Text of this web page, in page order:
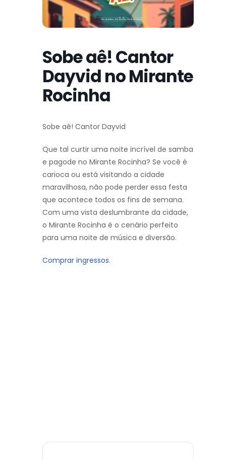
Sobe aê! Cantor
Dayvid no Mirante
Rocinha
Sobe aê! Cantor Dayvid
Que tal curtir uma noite incrível de samba
e pagode no Mirante Rocinha? Se você é
carioca ou está visitando a cidade
maravilhosa, não pode perder essa festa
que acontece todos os fins de semana.
Com uma vista deslumbrante da cidade,
o Mirante Rocinha é o cenário perfeito
para uma noite de música e diversão.
Comprar ingressos.